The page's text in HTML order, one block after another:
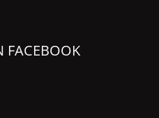
FACEBOOK